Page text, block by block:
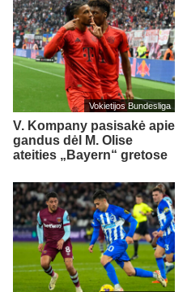
Vokietijos Bundesliga
V. Kompany pasisakė apie
gandus dėl M. Olise
ateities „Bayern“ gretose